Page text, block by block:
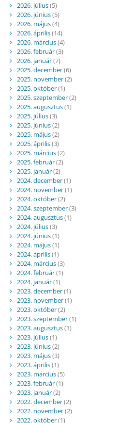
2026. július(5)
2026. június(5)
2026. május(4)
2026. április(14)
2026. március(4)
2026. február(3)
2026. január(7)
2025. december(6)
2025. november(2)
2025. október(1)
2025. szeptember(2)
2025. augusztus(1)
2025. július(3)
2025. június(2)
2025. május(2)
2025. április(3)
2025. március(2)
2025. február(2)
2025. január(2)
2024. december(1)
2024. november(1)
2024. október(2)
2024. szeptember(3)
2024. augusztus(1)
2024. július(3)
2024. június(1)
2024. május(1)
2024. április(1)
2024. március(3)
2024. február(1)
2024. január(1)
2023. december(1)
2023. november(1)
2023. október(2)
2023. szeptember(1)
2023. augusztus(1)
2023. július(1)
2023. június(2)
2023. május(3)
2023. április(1)
2023. március(5)
2023. február(1)
2023. január(2)
2022. december(2)
2022. november(2)
2022. október(1)